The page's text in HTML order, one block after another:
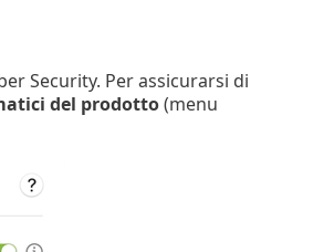
Security. Per assicurarsi di
del prodotto(menu